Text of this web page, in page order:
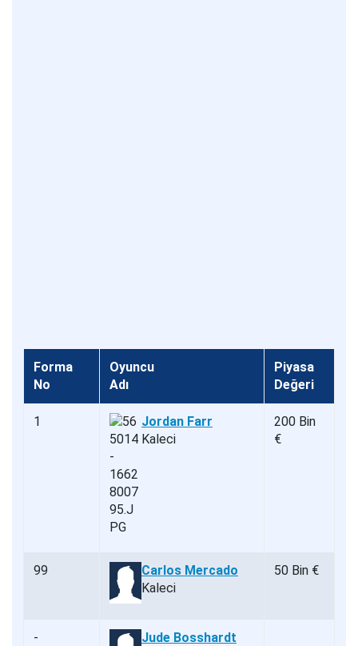
Forma
No
Oyuncu
Adı
Piyasa
Değeri
1
Jordan Farr
Kaleci
200 Bin
€
99
Carlos Mercado
Kaleci
50 Bin €
-
Jude Bosshardt